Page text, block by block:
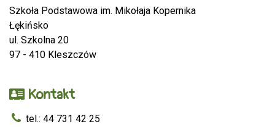
Szkoła Podstawowa im. Mikołaja Kopernika
Łękińsko
ul. Szkolna 20
97 - 410 Kleszczów
Kontakt
tel.: 44 731 42 25